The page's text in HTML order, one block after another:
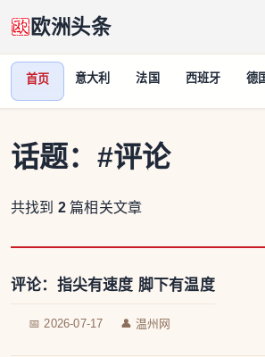
欧洲头条
首页 意大利 法国 西班牙 德
话题： #评论
共找到 2 篇相关文章
评论：指尖有速度 脚下有温度
📅 2026-07-17 👤 温州网